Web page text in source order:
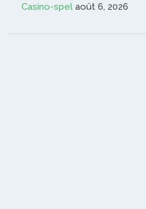
Casino-spel août 6, 2026